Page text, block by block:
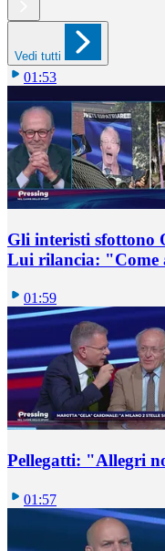
Vedi tutti
01:53
Gli interisti sfottono
Lui rilancia: "Come
01:59
Pellegatti: "Allegri
01:57